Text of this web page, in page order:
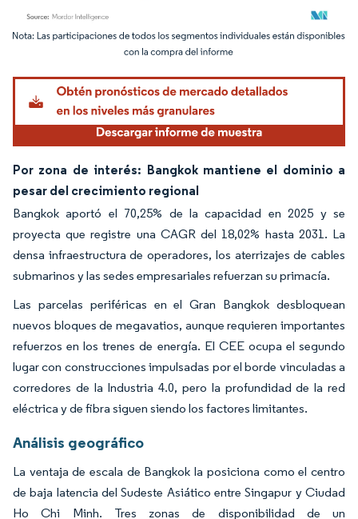
Imagen © Mordor Intelligence. El uso requiere atribución según CC BY 4.0.
Por zona de interés: Bangkok mantiene el dominio a
pesar del crecimiento regional
Bangkok aportó el 70,25% de la capacidad en 2025 y se
proyecta que registre una CAGR del 18,02% hasta 2031. La
densa infraestructura de operadores, los aterrizajes de cables
submarinos y las sedes empresariales refuerzan su primacía.
Las parcelas periféricas en el Gran Bangkok desbloquean
nuevos bloques de megavatios, aunque requieren importantes
refuerzos en los trenes de energía. El CEE ocupa el segundo
lugar con construcciones impulsadas por el borde vinculadas a
corredores de la Industria 4.0, pero la profundidad de la red
eléctrica y de fibra siguen siendo los factores limitantes.
Análisis geográfico
La ventaja de escala de Bangkok la posiciona como el centro
de baja latencia del Sudeste Asiático entre Singapur y Ciudad
Ho Chi Minh. Tres zonas de disponibilidad de un